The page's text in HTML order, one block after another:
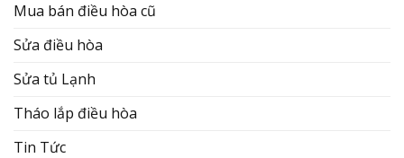
Mua bán điều hòa cũ
Sửa điều hòa
Sửa tủ Lạnh
Tháo lắp điều hòa
Tin Tức